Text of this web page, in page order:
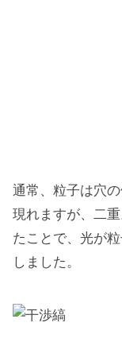
通常、粒子は穴
現れますが、二
たことで、光が
しました。